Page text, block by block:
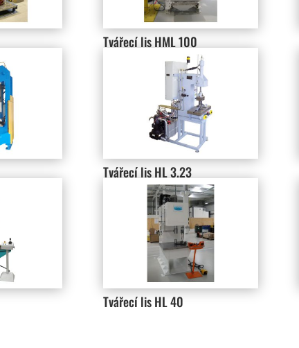
Tvářecí lis HML 100
Tvářecí lis HL 3.23
Tvářecí lis HL 40